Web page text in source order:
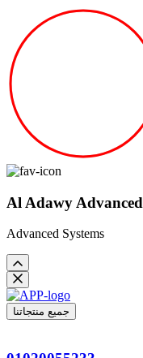
Al Adawy Advanced
Advanced Systems
جميع منتجاتنا